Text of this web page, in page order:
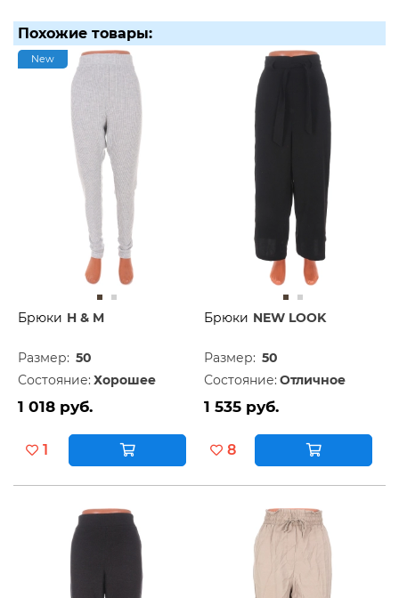
Похожие товары:
New
Брюки H & M
Размер: 50
Состояние: Хорошее
1 018 руб.
1
Брюки NEW LOOK
Размер: 50
Состояние: Отличное
1 535 руб.
8